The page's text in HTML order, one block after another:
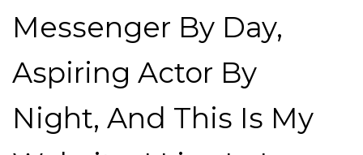
Messenger By Day,
Aspiring Actor By
Night, And This Is My